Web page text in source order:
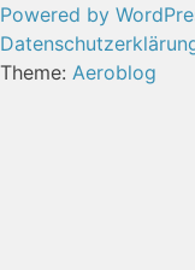
Powered by
Theme: Aeroblog